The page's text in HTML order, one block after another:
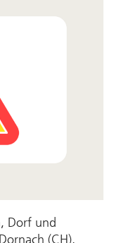
Dorf und
(CH),